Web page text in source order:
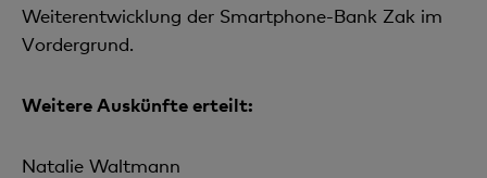
Weiterentwicklung der Smartphone-Bank Zak im
Vordergrund.
Weitere Auskünfte erteilt:
Natalie Waltmann